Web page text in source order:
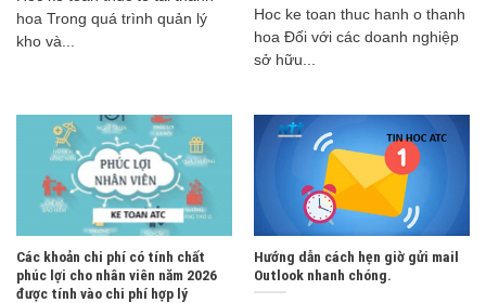
hoa Trong quá trình quản lý
kho và...
Hoc ke toan thuc hanh o thanh
hoa Đối với các doanh nghiệp
sở hữu...
Các khoản chi phí có tính chất
phúc lợi cho nhân viên năm 2026
được tính vào chi phí hợp lý
Hướng dẫn cách hẹn giờ gửi mail
Outlook nhanh chóng.